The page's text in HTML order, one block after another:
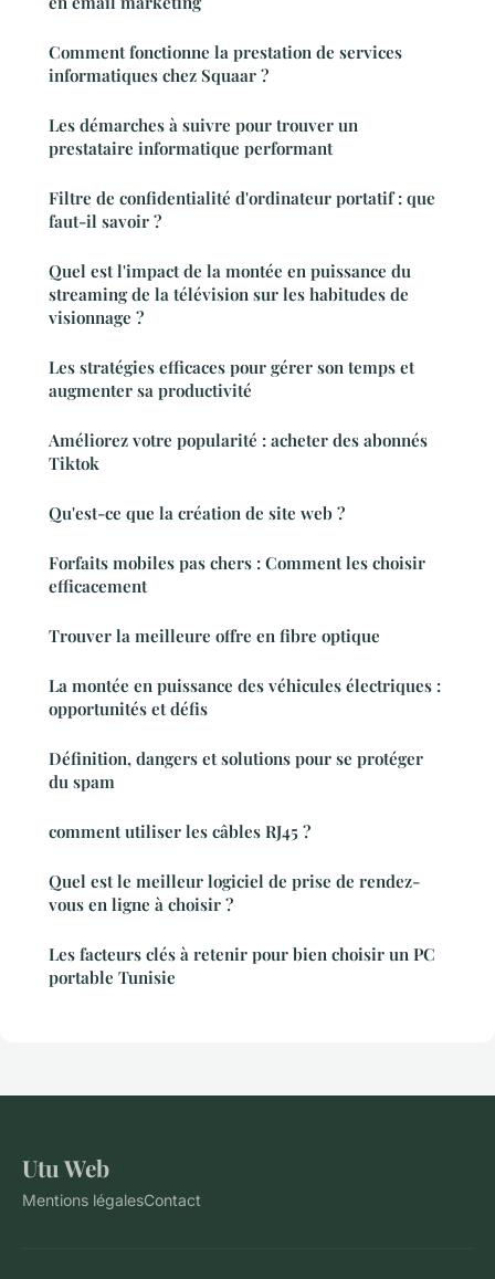
Comment fonctionne la prestation de services
informatiques chez Squaar ?
Les démarches à suivre pour trouver un
prestataire informatique performant
Filtre de confidentialité d'ordinateur portatif : que
faut-il savoir ?
Quel est l'impact de la montée en puissance du
streaming de la télévision sur les habitudes de
visionnage ?
Les stratégies efficaces pour gérer son temps et
augmenter sa productivité
Améliorez votre popularité : acheter des abonnés
Tiktok
Qu'est-ce que la création de site web ?
Forfaits mobiles pas chers : Comment les choisir
efficacement
Trouver la meilleure offre en fibre optique
La montée en puissance des véhicules électriques :
opportunités et défis
Définition, dangers et solutions pour se protéger
du spam
comment utiliser les câbles RJ45 ?
Quel est le meilleur logiciel de prise de rendez-
vous en ligne à choisir ?
Les facteurs clés à retenir pour bien choisir un PC
portable Tunisie
Utu Web
Mentions légalesContact